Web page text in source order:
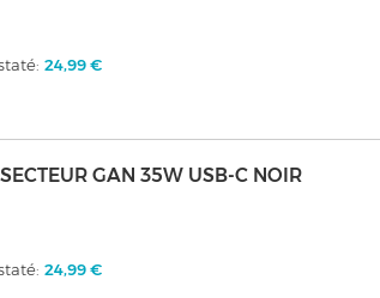
24,99 €
GAN 35W USB-C NOIR
24,99 €